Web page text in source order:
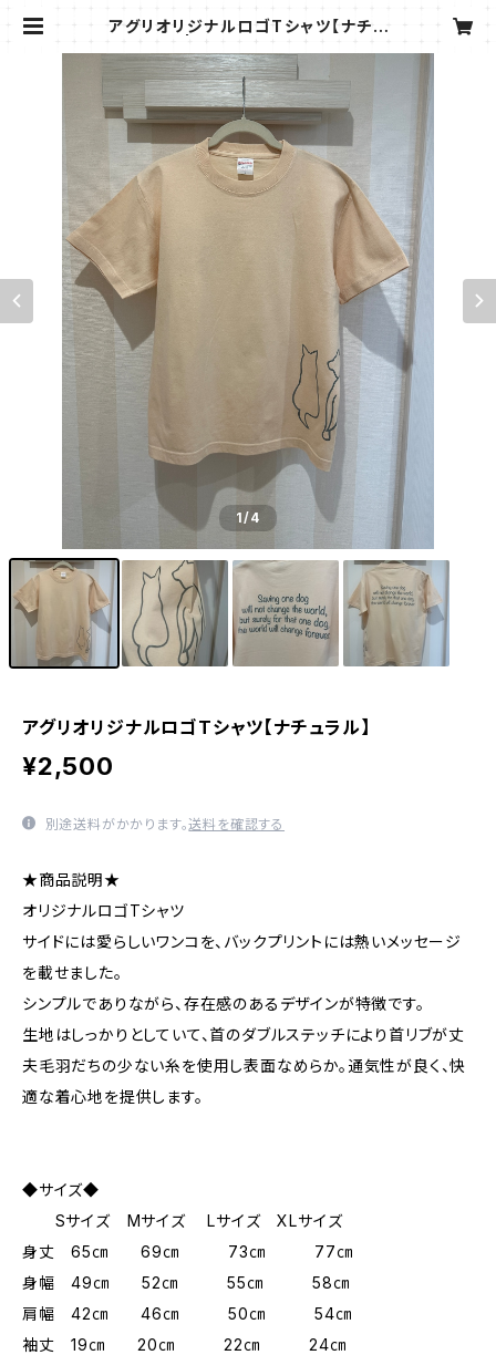
アグリオリジナルロゴTシャツ【ナチュ
1/4
アグリオリジナルロゴTシャツ【ナチュラル】
¥2,500
別途送料がかかります。送料を確認する
★商品説明★
オリジナルロゴTシャツ
サイドには愛らしいワンコを、バックプリントには熱いメッセージ
を載せました。
シンプルでありながら、存在感のあるデザインが特徴です。
生地はしっかりとしていて、首のダブルステッチにより首リブが丈
夫毛羽だちの少ない糸を使用し表面なめらか。通気性が良く、快
適な着心地を提供します。
◆サイズ◆
Sサイズ Mサイズ Lサイズ XLサイズ
身丈 65㎝ 69㎝ 73㎝ 77㎝
身幅 49㎝ 52㎝ 55㎝ 58㎝
肩幅 42㎝ 46㎝ 50㎝ 54㎝
袖丈 19㎝ 20㎝ 22㎝ 24㎝